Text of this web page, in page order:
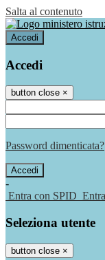
Salta al contenuto
Accedi
Accedi
button close ×
Password dimenticata?
-
Entra con SPID
Seleziona utente
button close ×